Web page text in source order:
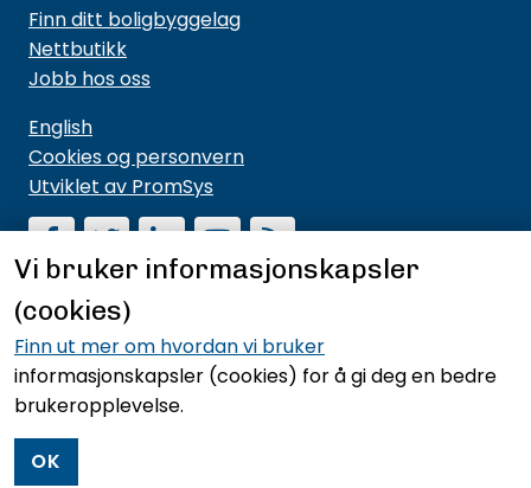
Finn ditt boligbyggelag
Nettbutikk
Jobb hos oss
English
Cookies og personvern
Utviklet av PromSys
Motta nyhetsbrev fra NBBL
Hold deg oppdatert på hva vi driver med og hva vi
mener noe om.
Meld deg på nyhetsbrevet
Vi bruker informasjonskapsler
(cookies)
Finn ut mer om hvordan vi bruker
informasjonskapsler (cookies) for å gi deg en bedre
brukeropplevelse.
OK